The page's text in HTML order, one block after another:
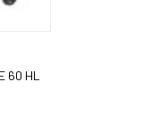
60 HL